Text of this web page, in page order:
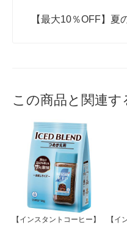
【最大10％OFF】夏
この商品と関連
【インスタントコーヒー】
【イ